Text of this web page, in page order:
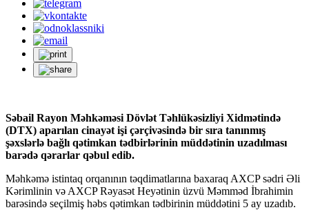
Səbail Rayon Məhkəməsi Dövlət Təhlükəsizliyi Xidmətində
(DTX) aparılan cinayət işi çərçivəsində bir sıra tanınmış
şəxslərlə bağlı qətimkan tədbirlərinin müddətinin uzadılması
barədə qərarlar qəbul edib.
Məhkəmə istintaq orqanının təqdimatlarına baxaraq AXCP sədri Əli
Kərimlinin və AXCP Rəyasət Heyətinin üzvü Məmməd İbrahimin
barəsində seçilmiş həbs qətimkan tədbirinin müddətini 5 ay uzadıb.